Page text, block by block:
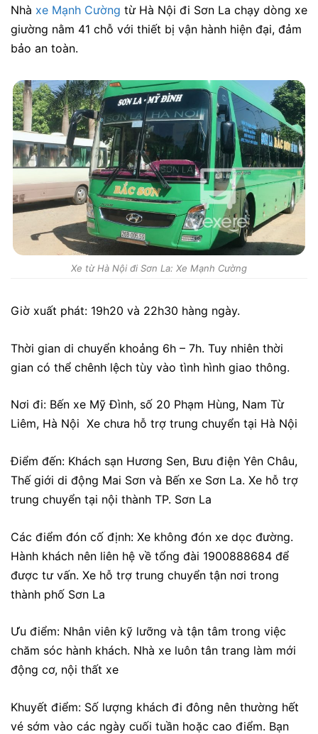
Nhà xe Mạnh Cường từ Hà Nội đi Sơn La chạy dòng xe
giường nằm 41 chỗ với thiết bị vận hành hiện đại, đảm
bảo an toàn.
Xe từ Hà Nội đi Sơn La: Xe Mạnh Cường
Giờ xuất phát: 19h20 và 22h30 hàng ngày.
Thời gian di chuyển khoảng 6h – 7h. Tuy nhiên thời
gian có thể chênh lệch tùy vào tình hình giao thông.
Nơi đi: Bến xe Mỹ Đình, số 20 Phạm Hùng, Nam Từ
Liêm, Hà Nội Xe chưa hỗ trợ trung chuyển tại Hà Nội
Điểm đến: Khách sạn Hương Sen, Bưu điện Yên Châu,
Thế giới di động Mai Sơn và Bến xe Sơn La. Xe hỗ trợ
trung chuyển tại nội thành TP. Sơn La
Các điểm đón cố định: Xe không đón xe dọc đường.
Hành khách nên liên hệ về tổng đài 1900888684 để
được tư vấn. Xe hỗ trợ trung chuyển tận nơi trong
thành phố Sơn La
Ưu điểm: Nhân viên kỹ lưỡng và tận tâm trong việc
chăm sóc hành khách. Nhà xe luôn tân trang làm mới
động cơ, nội thất xe
Khuyết điểm: Số lượng khách đi đông nên thường hết
vé sớm vào các ngày cuối tuần hoặc cao điểm. Bạn